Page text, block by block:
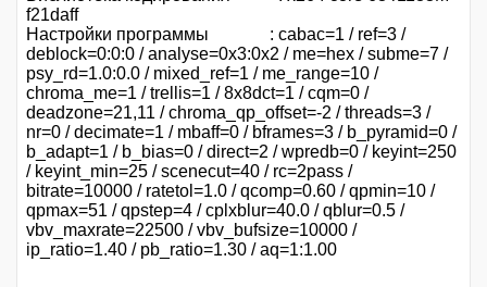
f21daff
Настройки программы : cabac=1 / ref=3 /
deblock=0:0:0 / analyse=0x3:0x2 / me=hex / subme=7 /
psy_rd=1.0:0.0 / mixed_ref=1 / me_range=10 /
chroma_me=1 / trellis=1 / 8x8dct=1 / cqm=0 /
deadzone=21,11 / chroma_qp_offset=-2 / threads=3 /
nr=0 / decimate=1 / mbaff=0 / bframes=3 / b_pyramid=0 /
b_adapt=1 / b_bias=0 / direct=2 / wpredb=0 / keyint=250
/ keyint_min=25 / scenecut=40 / rc=2pass /
bitrate=10000 / ratetol=1.0 / qcomp=0.60 / qpmin=10 /
qpmax=51 / qpstep=4 / cplxblur=40.0 / qblur=0.5 /
vbv_maxrate=22500 / vbv_bufsize=10000 /
ip_ratio=1.40 / pb_ratio=1.30 / aq=1:1.00